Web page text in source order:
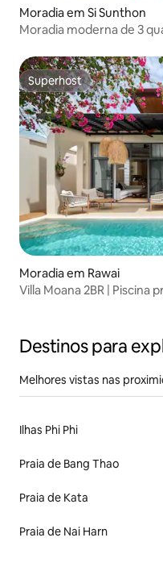
Moradia em Si Sunthon
Moradia moderna de 3
Superhost
Superhost
Moradia em Rawai
Villa Moana 2BR | Piscina
Destinos para
Melhores vistas nas
Ilhas Phi Phi
Praia de Bang Thao
Praia de Kata
Praia de Nai Harn